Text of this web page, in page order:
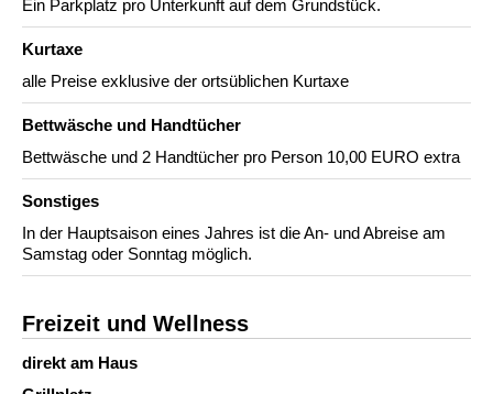
Ein Parkplatz pro Unterkunft auf dem Grundstück.
Kurtaxe
alle Preise exklusive der ortsüblichen Kurtaxe
Bettwäsche und Handtücher
Bettwäsche und 2 Handtücher pro Person 10,00 EURO extra
Sonstiges
In der Hauptsaison eines Jahres ist die An- und Abreise am
Samstag oder Sonntag möglich.
Freizeit und Wellness
direkt am Haus